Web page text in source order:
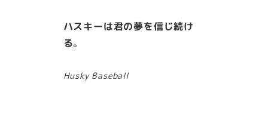
ハスキーは君の夢を信じ続け
る。
Husky Baseball